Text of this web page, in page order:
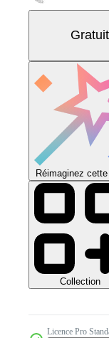
Réimaginez
Collection
Licence Pro